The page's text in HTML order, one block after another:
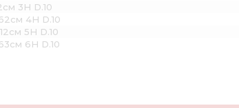
3Н D.10
4Н D.10
5Н D.10
6Н D.10